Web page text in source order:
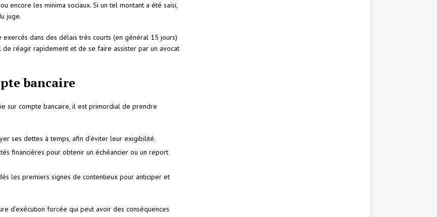
encore les minima sociaux. Si un tel montant a été saisi,
juge.
dans des délais très courts (en général 15 jours)
réagir rapidement et de se faire assister par un avocat
bancaire
sur compte bancaire, il est primordial de prendre
ses dettes à temps, afin d’éviter leur exigibilité.
financières pour obtenir un échéancier ou un report
les premiers signes de contentieux pour anticiper et
d’exécution forcée qui peut avoir des conséquences